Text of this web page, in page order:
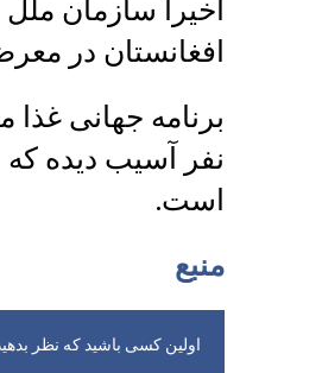
اخیرا سازمان
افغانستان در
است.
منبع
اولین کسی باشید که نظر